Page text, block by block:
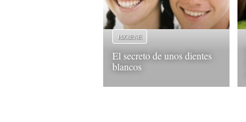
HIGIENE
El secreto de unos dientes
blancos